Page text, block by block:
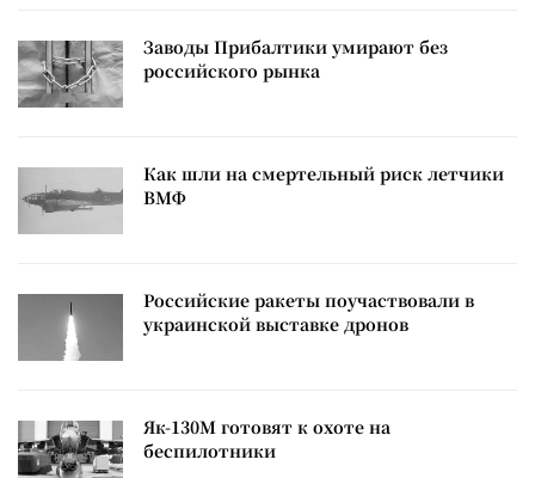
Заводы Прибалтики умирают без
российского рынка
Как шли на смертельный риск летчики
ВМФ
Российские ракеты поучаствовали в
украинской выставке дронов
Як-130М готовят к охоте на
беспилотники